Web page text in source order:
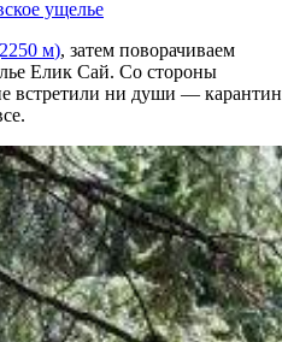
м), затем поворачиваем
Елик Сай. Со стороны
встретили ни души —